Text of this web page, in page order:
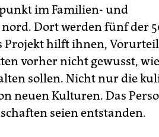
im Familien- und
Dort werden fünf der
Projekt hilft ihnen,
vorher nicht gewusst,
sollen. Nicht nur die
neuen Kulturen. Das
seien entstanden.